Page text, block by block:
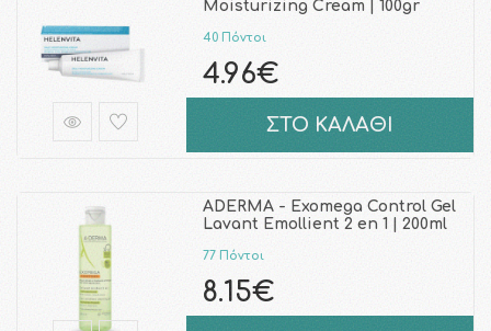
Moisturizing Cream | 100gr
40 Πόντοι
4.96€
ΣΤΟ ΚΑΛΑΘΙ
ADERMA - Exomega Control Gel
Lavant Emollient 2 en 1 | 200ml
77 Πόντοι
8.15€